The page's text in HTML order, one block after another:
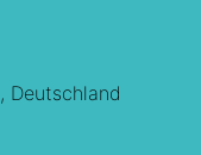
, Deutschland